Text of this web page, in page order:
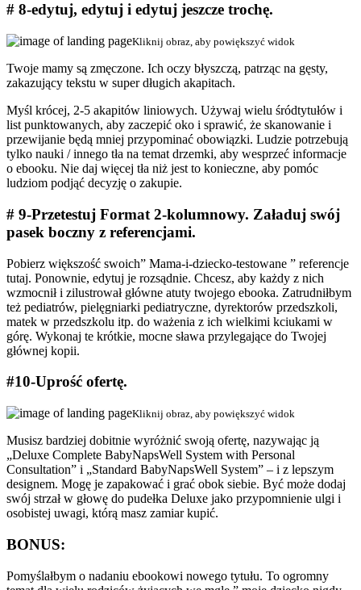
# 8-edytuj, edytuj i edytuj jeszcze trochę.
Kliknij obraz, aby powiększyć widok
Twoje mamy są zmęczone. Ich oczy błyszczą, patrząc na gęsty,
zakazujący tekstu w super długich akapitach.
Myśl krócej, 2-5 akapitów liniowych. Używaj wielu śródtytułów i
list punktowanych, aby zaczepić oko i sprawić, że skanowanie i
przewijanie będą mniej przypominać obowiązki. Ludzie potrzebują
tylko nauki / innego tła na temat drzemki, aby wesprzeć informacje
o ebooku. Nie daj więcej tła niż jest to konieczne, aby pomóc
ludziom podjąć decyzję o zakupie.
# 9-Przetestuj Format 2-kolumnowy. Załaduj swój
pasek boczny z referencjami.
Pobierz większość swoich” Mama-i-dziecko-testowane ” referencje
tutaj. Ponownie, edytuj je rozsądnie. Chcesz, aby każdy z nich
wzmocnił i zilustrował główne atuty twojego ebooka. Zatrudniłbym
też pediatrów, pielęgniarki pediatryczne, dyrektorów przedszkoli,
matek w przedszkolu itp. do ważenia z ich wielkimi kciukami w
górę. Wykonaj te krótkie, mocne sława przylegające do Twojej
głównej kopii.
#10-Uprość ofertę.
Kliknij obraz, aby powiększyć widok
Musisz bardziej dobitnie wyróżnić swoją ofertę, nazywając ją
„Deluxe Complete BabyNapsWell System with Personal
Consultation” i „Standard BabyNapsWell System” – i z lepszym
designem. Mogę je zapakować i grać obok siebie. Być może dodaj
swój strzał w głowę do pudełka Deluxe jako przypomnienie ulgi i
osobistej uwagi, którą masz zamiar kupić.
BONUS:
Pomyślałbym o nadaniu ebookowi nowego tytułu. To ogromny